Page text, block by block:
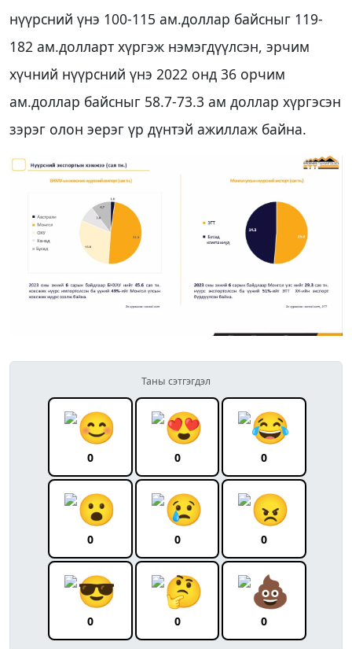
нүүрсний үнэ 100-115 ам.доллар байсныг 119-
182 ам.долларт хүргэж нэмэгдүүлсэн, эрчим
хүчний нүүрсний үнэ 2022 онд 36 орчим
ам.доллар байсныг 58.7-73.3 ам доллар хүргэсэн
зэрэг олон эерэг үр дүнтэй ажиллаж байна.
Таны сэтгэгдэл
0 0 0
0 0 0
0 0 0